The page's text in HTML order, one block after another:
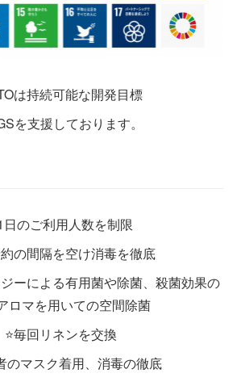
は持続可能な開発目標
を支援しております。
日のご利用人数を制限
約の間隔を空け消毒を徹底
ーによる有用菌や除菌、殺菌効果の
ロマを用いての空間除菌
⭐️毎回リネンを交換
のマスク着用、消毒の徹底